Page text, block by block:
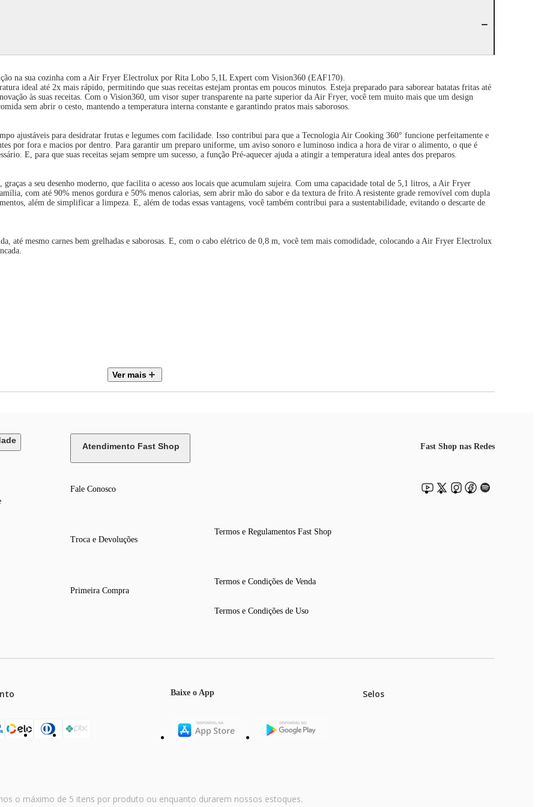
na sua cozinha com a Air Fryer Electrolux por Rita Lobo 5,1L Expert com Vision360 (EAF170).
ideal até 2x mais rápido, permitindo que suas receitas estejam prontas em poucos minutos. Esteja preparado para saborear batatas fritas até
às suas receitas. Com o Vision360, um visor super transparente na parte superior da Air Fryer, você tem muito mais que um design
sem abrir o cesto, mantendo a temperatura interna constante e garantindo pratos mais saborosos.
ajustáveis para desidratar frutas e legumes com facilidade. Isso contribui para que a Tecnologia Air Cooking 360° funcione perfeitamente e
por fora e macios por dentro. Para garantir um preparo uniforme, um aviso sonoro e luminoso indica a hora de virar o alimento, o que é
E, para que suas receitas sejam sempre um sucesso, a função Pré-aquecer ajuda a atingir a temperatura ideal antes dos preparos.
a seu desenho moderno, que facilita o acesso aos locais que acumulam sujeira. Com uma capacidade total de 5,1 litros, a Air Fryer
com até 90% menos gordura e 50% menos calorias, sem abrir mão do sabor e da textura de frito.A resistente grade removível com dupla
além de simplificar a limpeza. E, além de todas essas vantagens, você também contribui para a sustentabilidade, evitando o descarte de
até mesmo carnes bem grelhadas e saborosas. E, com o cabo elétrico de 0,8 m, você tem mais comodidade, colocando a Air Fryer Electrolux
Ver mais
Atendimento Fast Shop
Fale Conosco
Troca e Devoluções
Primeira Compra
Termos e Regulamentos Fast Shop
Termos e Condições de Venda
Termos e Condições de Uso
Fast Shop nas Redes
Baixe o App Selos
o máximo de 5 itens por produto ou enquanto durarem nossos estoques.